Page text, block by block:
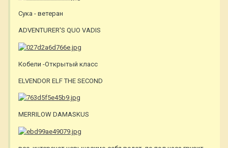
Сука - ветеран
ADVENTURER'S QUO VADIS
Кобели -Открытый класс
ELVENDOR ELF THE SECOND
MERRILOW DAMASKUS